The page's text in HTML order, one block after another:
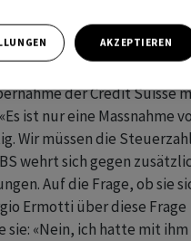
Kapital
der Credit Suisse
ist nur eine Massnahme
Wir müssen die
wehrt sich gegen
Auf die Frage, ob sie
Ermotti über diese Frage
«Nein, ich hatte mit
AKZEPTIEREN